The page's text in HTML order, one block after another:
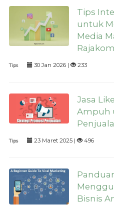
Tips
untuk
Media
Tips 30 Jan 2026 | 233
Jasa
Ampuh
Tips 23 Maret 2025 | 496
Bisnis